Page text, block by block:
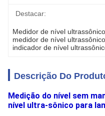
Destacar:
Medidor de nível
medidor de nível
indicador de nível
Descrição Do
Medição do nível sem
nível ultra-sônico para